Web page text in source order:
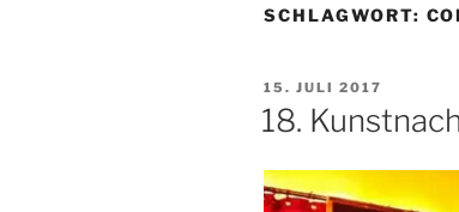
SCHLAGWORT:
VERÖFFENTLICHT
AM
15. JULI 2017
18.